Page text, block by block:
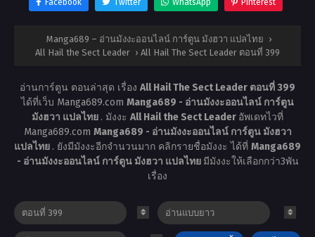
Manga689 – อ่านมังงะออนไลน์ การ์ตูน มังฮวา แปลไทย ›
All Hail the Sect Leader › All Hail The Sect Leader ตอนที่ 399
อ่านการ์ตูน ตอนล่าสุด เรื่อง All Hail The Sect Leader ตอนที่ 399
ได้ที่เว็บ Manga689.com Manga689 - อ่านมังงะออนไลน์ การ์ตูน
มังฮวา แปลไทย . มังงะ All Hail the Sect Leader อัพเดทไวที่
Manga689.com Manga689 - อ่านมังงะออนไลน์ การ์ตูน มังฮวา
แปลไทย . ยังมีมังงะอีกจำนวนมาก คลิกรายชื่อมังงะ ได้ที่ Manga689
- อ่านมังงะออนไลน์ การ์ตูน มังฮวา แปลไทย มีมังงะให้เลือกกว่า3พัน
เรื่อง